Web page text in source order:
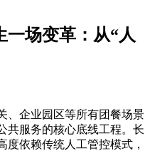
场变革：从“人
、企业园区等所有团餐场景
共服务的核心底线工程。长
依赖传统人工管控模式，